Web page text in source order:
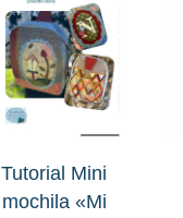
Tutorial Mini
mochila «Mi